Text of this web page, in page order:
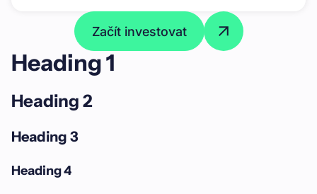
Začít investovat
Heading 1
Heading 2
Heading 3
Heading 4